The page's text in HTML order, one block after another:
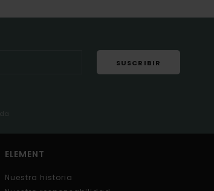
SUSCRIBIR
ELEMENT
Nuestra historia